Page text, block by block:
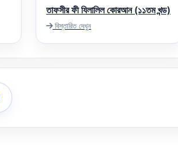
তাফসীর ফী যিলালিল কোরআন (১১তম খন্ড)
বিস্তারিত দেখুন